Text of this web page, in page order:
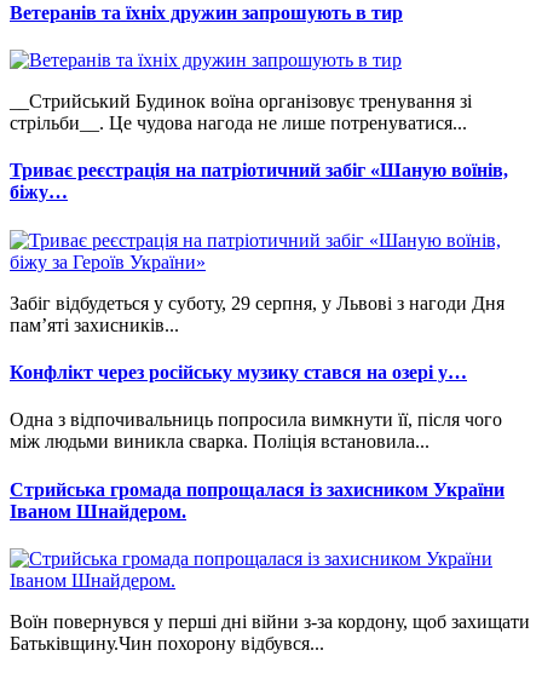
Ветеранів та їхніх дружин запрошують в тир
__Стрийський Будинок воїна організовує тренування зі
стрільби__. Це чудова нагода не лише потренуватися...
Триває реєстрація на патріотичний забіг «Шаную воїнів,
біжу…
Забіг відбудеться у суботу, 29 серпня, у Львові з нагоди Дня
пам’яті захисників...
Конфлікт через російську музику стався на озері у…
Одна з відпочивальниць попросила вимкнути її, після чого
між людьми виникла сварка. Поліція встановила...
Стрийська громада попрощалася із захисником України
Іваном Шнайдером.
Воїн повернувся у перші дні війни з-за кордону, щоб захищати
Батьківщину.Чин похорону відбувся...